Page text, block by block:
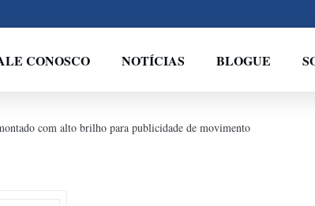
CONOSCO NOTÍCIAS BLOGUE
com alto brilho para publicidade de movimento